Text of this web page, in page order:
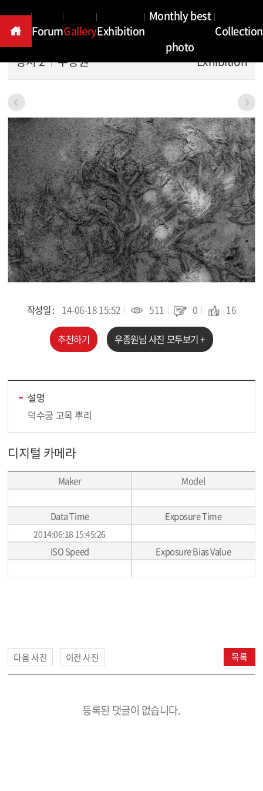
ForumGalleryExhibition
Monthly best
photo
Collection
상처 2 우종원 Exhibition
본문
작성일 : 14-06-18 15:52 511 0 16
추천하기 우종원님 사진 모두보기 +
설명
덕수궁 고목 뿌리
디지털 카메라
Maker Model
Data Time
2014:06:18 15:45:26
Exposure Time
ISO Speed Exposure Bias Value
다음 사진 이전 사진 목록
등록된 댓글이 없습니다.